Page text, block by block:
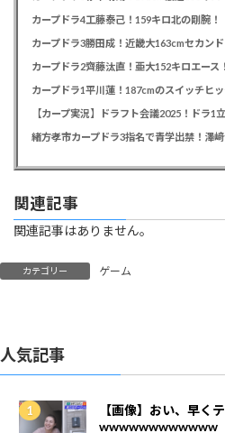
カープドラ4工藤泰己！159キロ北の剛腕！
カープドラ2齊藤汰直！亜大152キロエース
【カープ実況】ドラフト会議2025！ドラ1
関連記事
関連記事はありません。
カテゴリー ゲーム
人気記事
【画像】おい、早く
wwwwwwwwwwww